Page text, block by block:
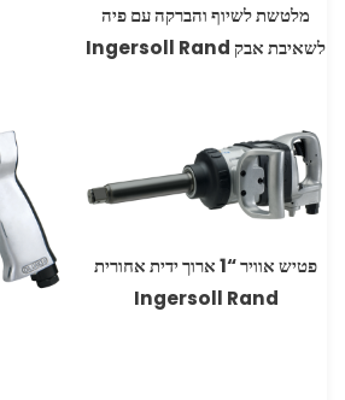
מלטשת לשיוף והברקה עם פיה
לשאיבת אבק Ingersoll Rand
פטיש אוויר “1 ארוך ידית אחורית
Ingersoll Rand